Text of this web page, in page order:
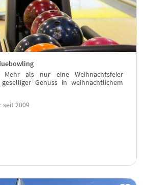
als nur eine Weihnachtsfeier
Genuss in weihnachtlichem
seit 2009